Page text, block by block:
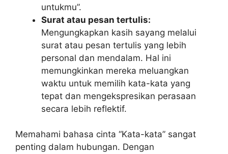
untukmu”.
Surat atau pesan tertulis:
Mengungkapkan kasih sayang melalui
surat atau pesan tertulis yang lebih
personal dan mendalam. Hal ini
memungkinkan mereka meluangkan
waktu untuk memilih kata-kata yang
tepat dan mengekspresikan perasaan
secara lebih reflektif.
Memahami bahasa cinta “Kata-kata” sangat
penting dalam hubungan. Dengan